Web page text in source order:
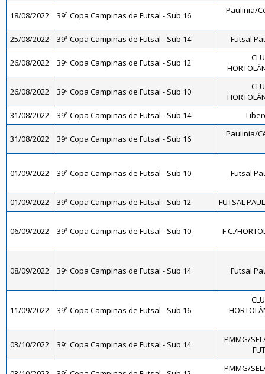
18/08/2022 39ª Copa Campinas de Futsal - Sub 16 Paulinia/
25/08/2022 39ª Copa Campinas de Futsal - Sub 14 Futsal
26/08/2022 39ª Copa Campinas de Futsal - Sub 12
26/08/2022 39ª Copa Campinas de Futsal - Sub 10
31/08/2022
39ª Copa Campinas de Futsal - Sub 14
31/08/2022 39ª Copa Campinas de Futsal - Sub 16 Paulinia/
01/09/2022 39ª Copa Campinas de Futsal - Sub 10 Futsal
01/09/2022 39ª Copa Campinas de Futsal - Sub 12 FUTSAL
06/09/2022 39ª Copa Campinas de Futsal - Sub 10 F.C./
08/09/2022 39ª Copa Campinas de Futsal - Sub 14 Futsal
11/09/2022 39ª Copa Campinas de Futsal - Sub 16
03/10/2022 39ª Copa Campinas de Futsal - Sub 14
PMMG/
PMMG/